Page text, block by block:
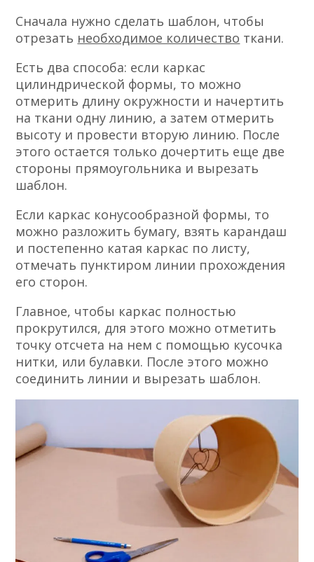
Сначала нужно сделать шаблон, чтобы
отрезать необходимое количество ткани.
Есть два способа: если каркас
цилиндрической формы, то можно
отмерить длину окружности и начертить
на ткани одну линию, а затем отмерить
высоту и провести вторую линию. После
этого остается только дочертить еще две
стороны прямоугольника и вырезать
шаблон.
Если каркас конусообразной формы, то
можно разложить бумагу, взять карандаш
и постепенно катая каркас по листу,
отмечать пунктиром линии прохождения
его сторон.
Главное, чтобы каркас полностью
прокрутился, для этого можно отметить
точку отсчета на нем с помощью кусочка
нитки, или булавки. После этого можно
соединить линии и вырезать шаблон.